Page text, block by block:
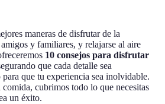
maneras de disfrutar de la
y familiares, y relajarse al aire
10 consejos para disfrutar
que cada detalle sea
que tu experiencia sea inolvidable.
cubrimos todo lo que necesitas
un éxito.